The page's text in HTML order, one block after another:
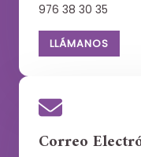
976 38 30 35
LLÁMANOS
Correo